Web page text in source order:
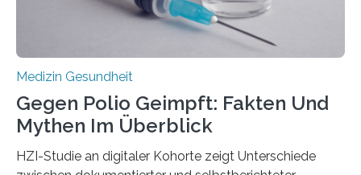
Stiftung unterstützte das Projekt…
Medizin Gesundheit
Gegen Polio Geimpft: Fakten Und
Mythen Im Überblick
HZI-Studie an digitaler Kohorte zeigt Unterschiede